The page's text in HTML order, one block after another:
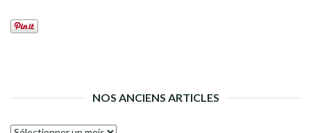
NOS ANCIENS ARTICLES